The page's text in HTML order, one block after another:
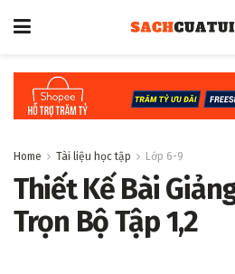
Home Tài liệu học tập Lớp 6-9
Thiết Kế Bài
Trọn Bộ Tập 1,2